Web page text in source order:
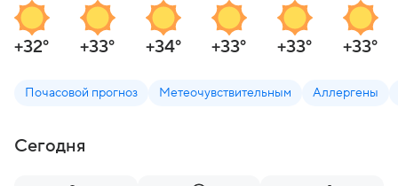
+32° +33° +34° +33° +33° +33°
Почасовой прогноз Метеочувствительным Аллергены
Сегодня